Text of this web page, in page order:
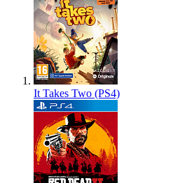
It Takes Two (PS4)